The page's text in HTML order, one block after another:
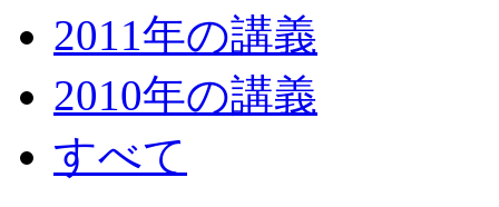
2011年の講義
2010年の講義
すべて